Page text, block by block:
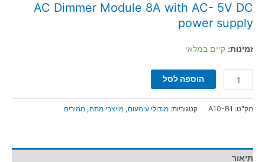
AC Dimmer Module 8A with AC- 5V DC
power supply
זמינות: קיים במלאי
הוספה לסל
מק"ט: A10-B1 קטגוריות: מודולי עימעום , מייצבי מתח , ממירים
תיאור